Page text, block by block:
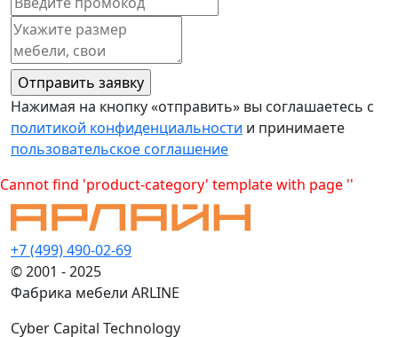
Нажимая на кнопку «отправить» вы соглашаетесь с
политикой конфиденциальности и принимаете
пользовательское соглашение
Cannot find 'product-category' template with page ''
+7 (499) 490-02-69
© 2001 - 2025
Фабрика мебели ARLINE
Cyber Capital Technology